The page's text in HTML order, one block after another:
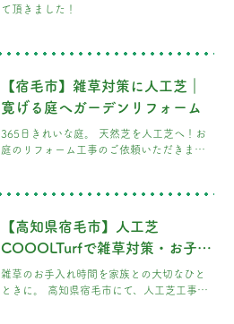
て頂きました！
【宿毛市】雑草対策に人工芝｜
寛げる庭へガーデンリフォーム
365日きれいな庭。 天然芝を人工芝へ！お
庭のリフォーム工事のご依頼いただきまし
る毎日から、ゆったり過ごす時間へ。 お庭
よって芝が枯
【高知県宿毛市】人工芝
COOOLTurfで雑草対策・お子様
も安心の安全のお庭
雑草のお手入れ時間を家族との大切なひと
ときに。 高知県宿毛市にて、人工芝工事の